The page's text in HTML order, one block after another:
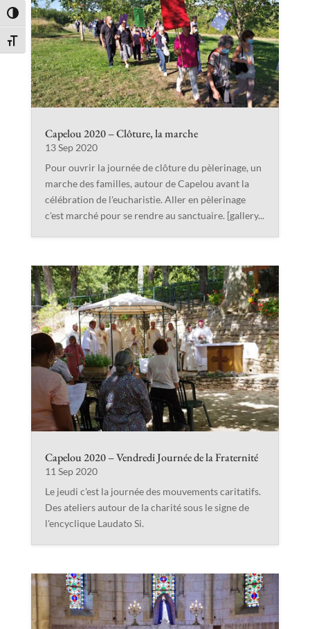
Passer en contraste élevé
Changer la taille de la police
Capelou 2020 – Clôture, la marche
13 Sep 2020
Pour ouvrir la journée de clôture du pèlerinage, un
marche des familles, autour de Capelou avant la
célébration de l'eucharistie. Aller en pèlerinage
c'est marché pour se rendre au sanctuaire. [gallery...
Capelou 2020 – Vendredi Journée de la Fraternité
11 Sep 2020
Le jeudi c'est la journée des mouvements caritatifs.
Des ateliers autour de la charité sous le signe de
l'encyclique Laudato Si.